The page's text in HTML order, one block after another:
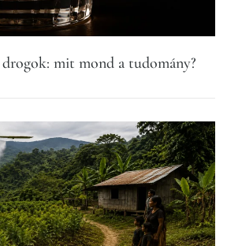
mit mond a tudomány?